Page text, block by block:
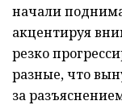
начали
акцентируя
резко
разные, что
за